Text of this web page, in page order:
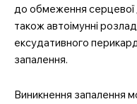
до обмеження серцевої
також автоімунні
ексудативного
запалення.
Виникнення запалення